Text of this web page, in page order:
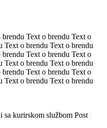
Text o brendu Text o
Text o brendu Text o brendu
Text o brendu Text o
Text o brendu Text o brendu
Text o brendu Text o
Text o brendu Text o brendu
sa kurirskom službom Post